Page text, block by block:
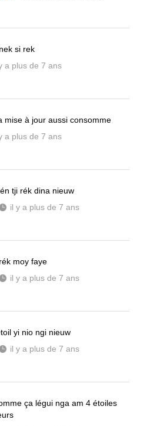
si rek
a plus de 7 ans
mise à jour aussi consomme
a plus de 7 ans
tji rék dina nieuw
il y a plus de 7 ans
moy faye
il y a plus de 7 ans
yi nio ngi nieuw
il y a plus de 7 ans
ça légui nga am 4 étoiles